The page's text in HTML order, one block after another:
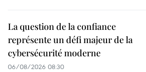
La question de la confiance
représente un défi majeur de la
cybersécurité moderne
06/08/2026 08:30